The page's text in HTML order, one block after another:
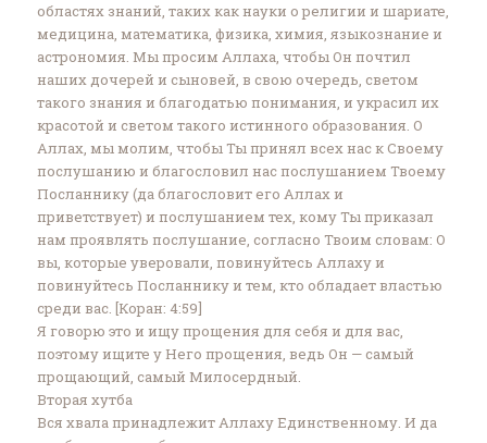
областях знаний, таких как науки о религии и шариате,
медицина, математика, физика, химия, языкознание и
астрономия. Мы просим Аллаха, чтобы Он почтил
наших дочерей и сыновей, в свою очередь, светом
такого знания и благодатью понимания, и украсил их
красотой и светом такого истинного образования. О
Аллах, мы молим, чтобы Ты принял всех нас к Своему
послушанию и благословил нас послушанием Твоему
Посланнику (да благословит его Аллах и
приветствует) и послушанием тех, кому Ты приказал
нам проявлять послушание, согласно Твоим словам‏:‏ О
вы, которые уверовали, повинуйтесь Аллаху и
повинуйтесь Посланнику и тем, кто обладает властью
среди вас. [Коран: ‎‎4:59]‎
Я говорю это и ищу прощения для себя и для вас,
поэтому ищите у Него прощения, ведь Он — самый
прощающий, самый Милосердный.
Вторая хутба
Вся хвала принадлежит Аллаху Единственному. И да